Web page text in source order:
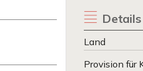
Details
Land
Provision für